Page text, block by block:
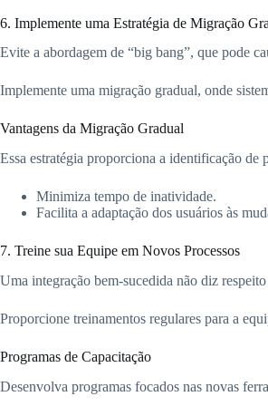
6. Implemente uma Estratégia de Migração
Evite a abordagem de “big bang”, que pode
Implemente uma migração gradual, onde
Vantagens da Migração Gradual
Essa estratégia proporciona a identificação de
Minimiza tempo de inatividade.
Facilita a adaptação dos usuários às
7. Treine sua Equipe em Novos Processos
Uma integração bem-sucedida não diz
Proporcione treinamentos regulares para a
Programas de Capacitação
Desenvolva programas focados nas novas